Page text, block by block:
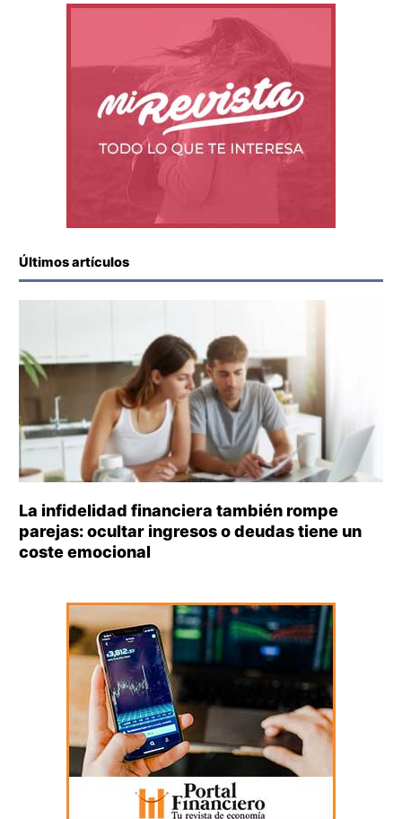
Últimos artículos
La infidelidad financiera también rompe
parejas: ocultar ingresos o deudas tiene un
coste emocional